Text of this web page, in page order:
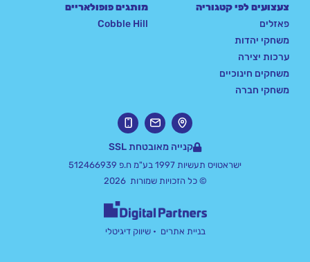
צעצועים לפי קטגוריה
פאזלים
משחקי יהדות
ערכות יצירה
משחקים חינוכיים
משחקי חברה
מותגים פופולאריים
Cobble Hill
קנייה מאובטחת SSL
ישראטויס תעשיות 1997 בע"מ ח.פ 512466939
© כל הזכויות שמורות 2026
בניית אתרים • שיווק דיגיטלי